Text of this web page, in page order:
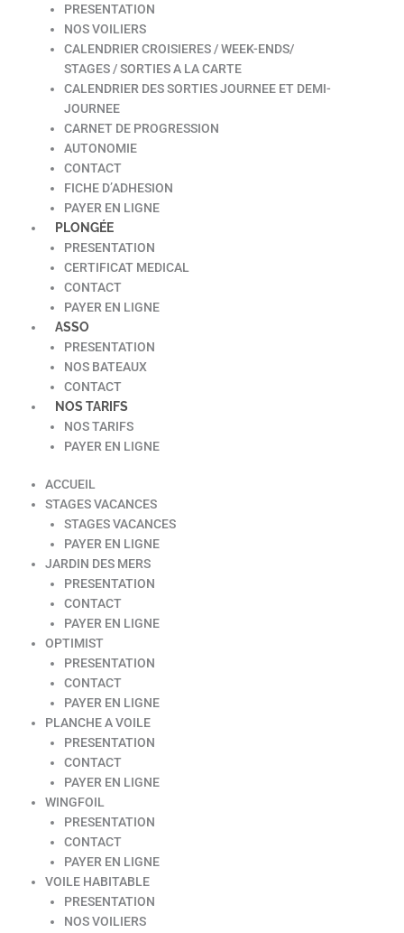
PRESENTATION
NOS VOILIERS
CALENDRIER CROISIERES / WEEK-ENDS/
STAGES / SORTIES A LA CARTE
CALENDRIER DES SORTIES JOURNEE ET DEMI-
JOURNEE
CARNET DE PROGRESSION
AUTONOMIE
CONTACT
FICHE D’ADHESION
PAYER EN LIGNE
PLONGÉE
PRESENTATION
CERTIFICAT MEDICAL
CONTACT
PAYER EN LIGNE
ASSO
PRESENTATION
NOS BATEAUX
CONTACT
NOS TARIFS
NOS TARIFS
PAYER EN LIGNE
ACCUEIL
STAGES VACANCES
STAGES VACANCES
PAYER EN LIGNE
JARDIN DES MERS
PRESENTATION
CONTACT
PAYER EN LIGNE
OPTIMIST
PRESENTATION
CONTACT
PAYER EN LIGNE
PLANCHE A VOILE
PRESENTATION
CONTACT
PAYER EN LIGNE
WINGFOIL
PRESENTATION
CONTACT
PAYER EN LIGNE
VOILE HABITABLE
PRESENTATION
NOS VOILIERS